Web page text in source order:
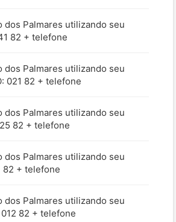
dos Palmares utilizando seu
82 + telefone
dos Palmares utilizando seu
021 82 + telefone
dos Palmares utilizando seu
82 + telefone
dos Palmares utilizando seu
82 + telefone
dos Palmares utilizando seu
82 + telefone